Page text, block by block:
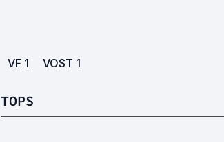
VF 1 VOST 1
TOPS